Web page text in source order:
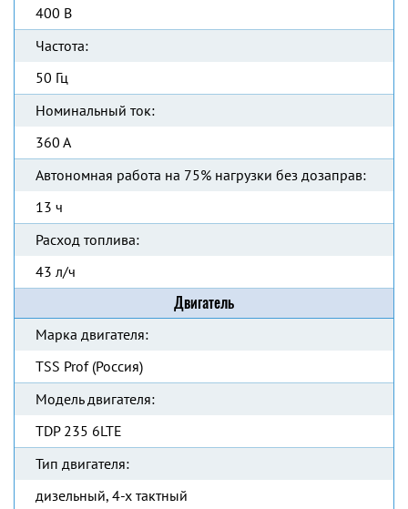
400 В
Частота:
50 Гц
Номинальный ток:
360 А
Автономная работа на 75% нагрузки без дозаправ:
13 ч
Расход топлива:
43 л/ч
Двигатель
Марка двигателя:
TSS Prof (Россия)
Модель двигателя:
TDP 235 6LTE
Тип двигателя:
дизельный, 4-х тактный